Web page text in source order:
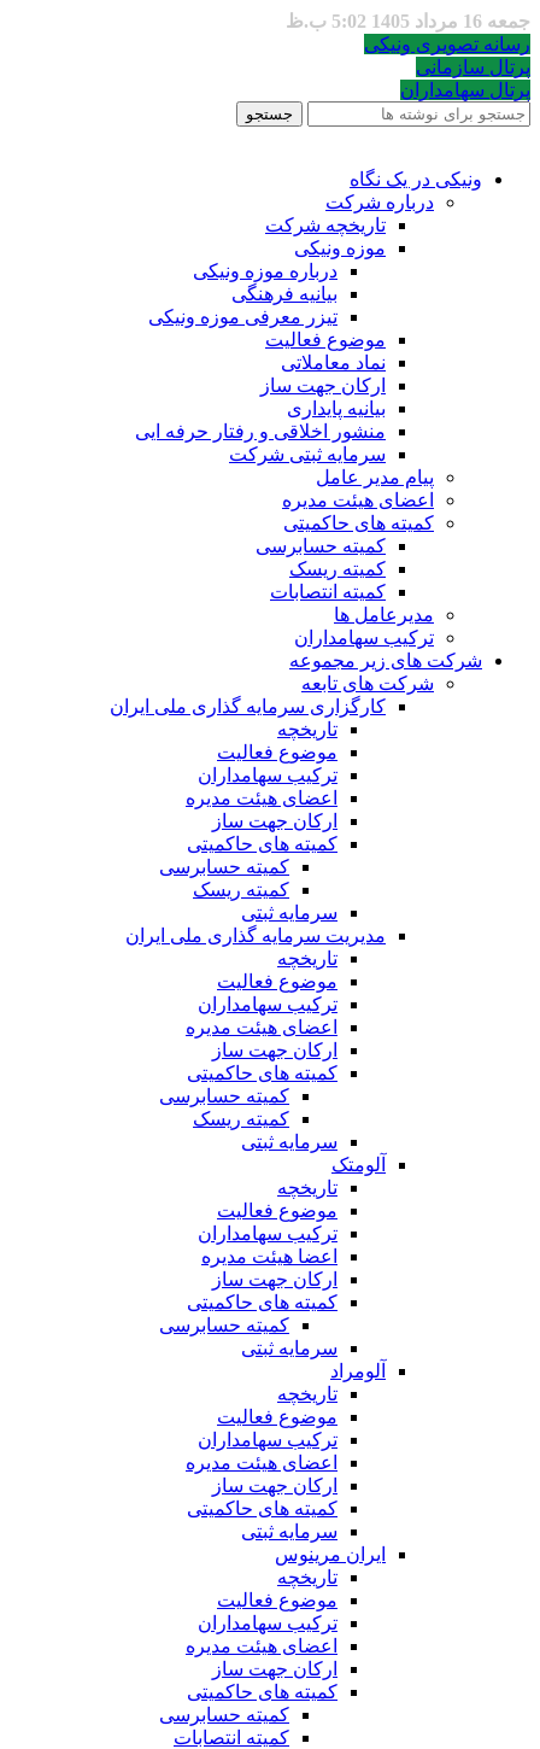
جمعه 16 مرداد 1405 5:02 ب.ظ
رسانه تصویری ونیکی
پرتال سازمانی
پرتال سهامداران
جستجو
ونیکی در یک نگاه
درباره شرکت
تاریخچه شرکت
موزه ونیکی
درباره موزه ونیکی
بیانیه فرهنگی
تیزر معرفی موزه ونیکی
موضوع فعالیت
نماد معاملاتی
ارکان جهت ساز
بیانیه پایداری
منشور اخلاقی و رفتار حرفه ایی
سرمایه ثبتی شرکت
پیام مدیر عامل
اعضای هیئت مدیره
کمیته های حاکمیتی
کمیته حسابرسی
کمیته ریسک
کمیته انتصابات
مدیرعامل ها
ترکیب سهامداران
شرکت های زیر مجموعه
شرکت های تابعه
کارگزاری سرمایه گذاری ملی ایران
تاریخچه
موضوع فعالیت
ترکیب سهامداران
اعضای هیئت مدیره
ارکان جهت ساز
کمیته های حاکمیتی
کمیته حسابرسی
کمیته ریسک
سرمایه ثبتی
مدیریت سرمایه گذاری ملی ایران
تاریخچه
موضوع فعالیت
ترکیب سهامداران
اعضای هیئت مدیره
ارکان جهت ساز
کمیته های حاکمیتی
کمیته حسابرسی
کمیته ریسک
سرمایه ثبتی
آلومتک
تاریخچه
موضوع فعالیت
ترکیب سهامداران
اعضا هیئت مدیره
ارکان جهت ساز
کمیته های حاکمیتی
کمیته حسابرسی
سرمایه ثبتی
آلومراد
تاریخچه
موضوع فعالیت
ترکیب سهامداران
اعضای هیئت مدیره
ارکان جهت ساز
کمیته های حاکمیتی
سرمایه ثبتی
ایران مرینوس
تاریخچه
موضوع فعالیت
ترکیب سهامداران
اعضای هیئت مدیره
ارکان جهت ساز
کمیته های حاکمیتی
کمیته حسابرسی
کمیته انتصابات